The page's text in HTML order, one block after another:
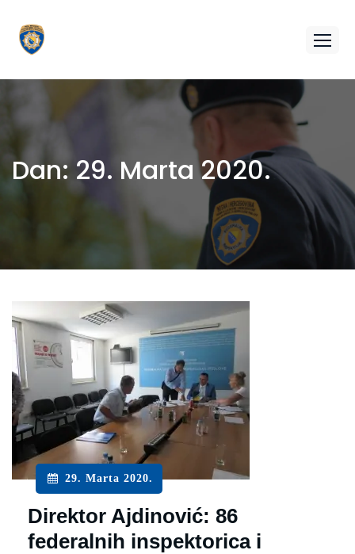
Dan:29. Marta 2020.
29. Marta 2020.
Direktor Ajdinović: 86
federalnih inspektorica i